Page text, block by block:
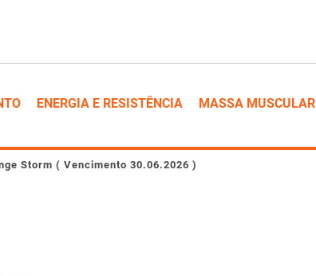
ENERGIA E RESISTÊNCIA MASSA MUSCULAR
Storm ( Vencimento 30.06.2026 )